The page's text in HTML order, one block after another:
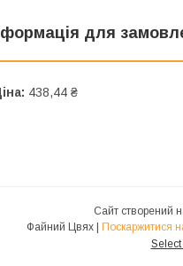
для
438,44 ₴
Сайт створений
Файний Цвях | Поскаржитися